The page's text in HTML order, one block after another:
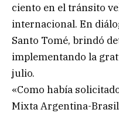
ciento en el tránsito
internacional. En
Santo Tomé, brindó
implementando la
julio.
«Como había
Mixta Argentina-